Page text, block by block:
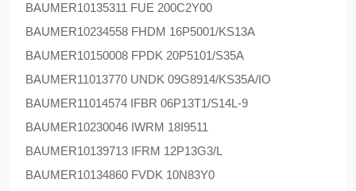
BAUMER10135311 FUE 200C2Y00
BAUMER10234558 FHDM 16P5001/KS13A
BAUMER10150008 FPDK 20P5101/S35A
BAUMER11013770 UNDK 09G8914/KS35A/IO
BAUMER11014574 IFBR 06P13T1/S14L-9
BAUMER10230046 IWRM 18I9511
BAUMER10139713 IFRM 12P13G3/L
BAUMER10134860 FVDK 10N83Y0